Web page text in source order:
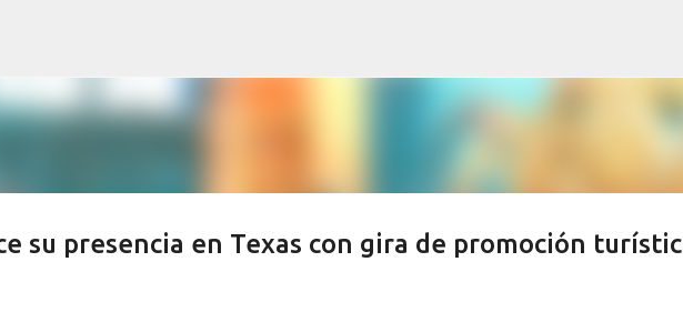
su presencia en Texas con gira de promoción